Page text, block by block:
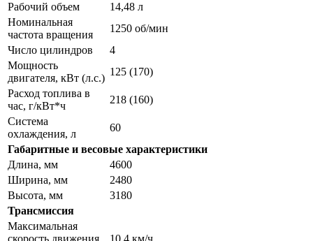
Рабочий объем
14,48 л
Номинальная
частота вращения
1250 об/мин
Число цилиндров
4
Мощность
двигателя, кВт (л.с.)
125 (170)
Расход топлива в
час, г/кВт*ч
218 (160)
Система
охлаждения, л
60
Габаритные и весовые характеристики
Длина, мм
4600
Ширина, мм
2480
Высота, мм
3180
Трансмиссия
Максимальная